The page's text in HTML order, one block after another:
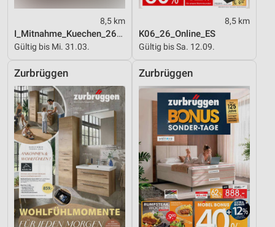
8,5 km
I_Mitnahme_Kuechen_26_ES
Gültig bis Mi. 31.03.
8,5 km
K06_26_Online_ES
Gültig bis Sa. 12.09.
Zurbrüggen Zurbrüggen